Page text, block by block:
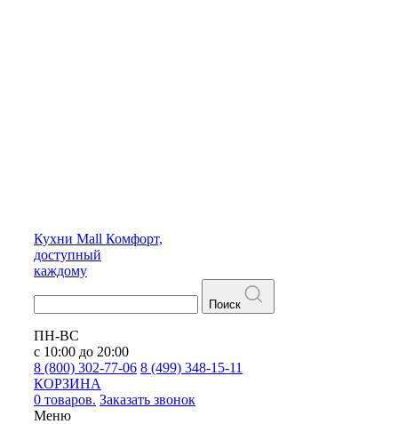
Кухни Mall Комфорт,
доступный
каждому
Поиск
ПН-ВС
с 10:00 до 20:00
8 (800) 302-77-06 8 (499) 348-15-11
КОРЗИНА
0 товаров. Заказать звонок
Меню